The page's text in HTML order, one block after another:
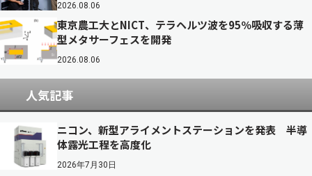
2026.08.06
東京農工大とNICT、テラヘルツ波を95％吸収する薄
型メタサーフェスを開発
2026.08.06
人気記事
ニコン、新型アライメントステーションを発表 半導
体露光工程を高度化
2026年7月30日